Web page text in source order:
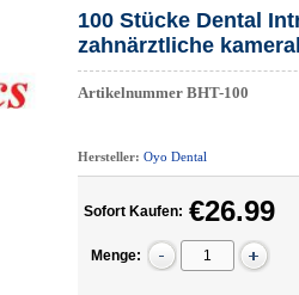
100 Stücke Dental
zahnärztliche
Artikelnummer BHT-100
Hersteller: Oyo Dental
Sofort Kaufen: €26.99
Menge: